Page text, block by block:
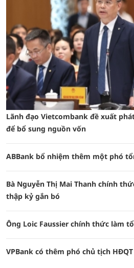
Lãnh đạo Vietcombank đề xuất
để bổ sung nguồn vốn
ABBank bổ nhiệm thêm một phó
Bà Nguyễn Thị Mai Thanh chính
thập kỷ gắn bó
Ông Loic Faussier chính thức làm
VPBank có thêm phó chủ tịch HĐQT